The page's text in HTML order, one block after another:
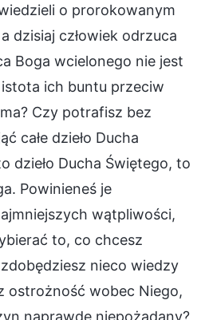
o prorokowanym
dzisiaj człowiek odrzuca
Boga wcielonego nie jest
ich buntu przeciw
Czy potrafisz bez
całe dzieło Ducha
dzieło Ducha Świętego, to
Powinieneś je
wątpliwości,
to, co chcesz
nieco wiedzy
ostrożność wobec Niego,
naprawdę niepożądany?